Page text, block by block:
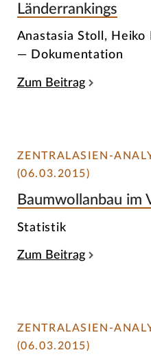
Länderrankings
Anastasia Stoll, Heiko
— Dokumentation
Zum Beitrag
ZENTRALASIEN-
(06.03.2015)
Baumwollanbau im
Statistik
Zum Beitrag
ZENTRALASIEN-
(06.03.2015)